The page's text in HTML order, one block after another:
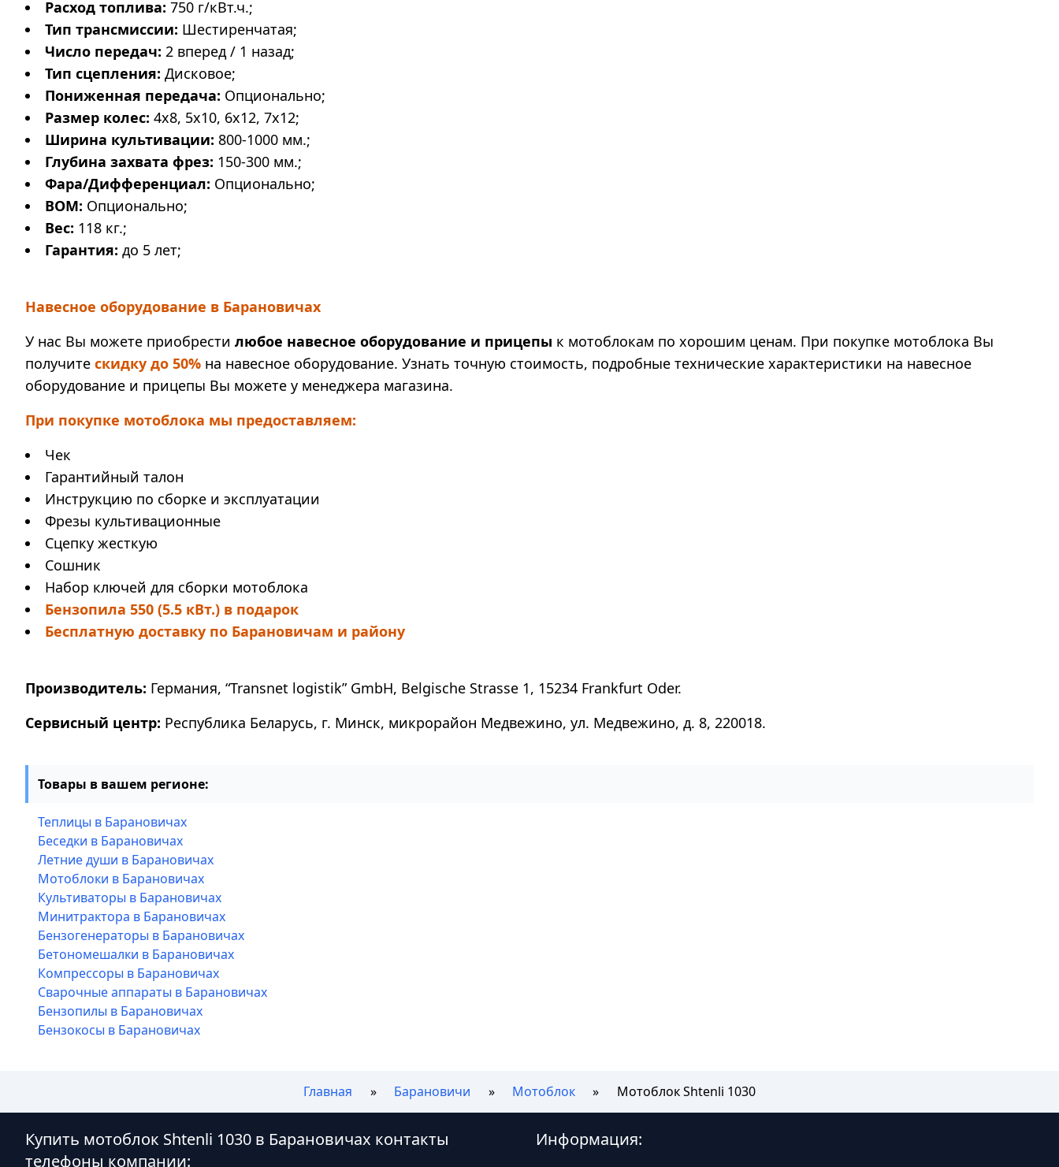
Расход топлива: 750 г/кВт.ч.;
Тип трансмиссии: Шестиренчатая;
Число передач: 2 вперед / 1 назад;
Тип сцепления: Дисковое;
Пониженная передача: Опционально;
Размер колес: 4х8, 5х10, 6х12, 7х12;
Ширина культивации: 800-1000 мм.;
Глубина захвата фрез: 150-300 мм.;
Фара/Дифференциал: Опционально;
ВОМ: Опционально;
Вес: 118 кг.;
Гарантия: до 5 лет;
Навесное оборудование в Барановичах
У нас Вы можете приобрести любое навесное оборудование и прицепы к мотоблокам по хорошим ценам. При покупке мотоблока Вы
получите скидку до 50% на навесное оборудование. Узнать точную стоимость, подробные технические характеристики на навесное
оборудование и прицепы Вы можете у менеджера магазина.
При покупке мотоблока мы предоставляем:
Чек
Гарантийный талон
Инструкцию по сборке и эксплуатации
Фрезы культивационные
Сцепку жесткую
Сошник
Набор ключей для сборки мотоблока
Бензопила 550 (5.5 кВт.) в подарок
Бесплатную доставку по Барановичам и району
Производитель: Германия, “Transnet logistik” GmbH, Belgische Strasse 1, 15234 Frankfurt Oder.
Сервисный центр: Республика Беларусь, г. Минск, микрорайон Медвежино, ул. Медвежино, д. 8, 220018.
Товары в вашем регионе:
Теплицы в Барановичах
Беседки в Барановичах
Летние души в Барановичах
Мотоблоки в Барановичах
Культиваторы в Барановичах
Минитрактора в Барановичах
Бензогенераторы в Барановичах
Бетономешалки в Барановичах
Компрессоры в Барановичах
Сварочные аппараты в Барановичах
Бензопилы в Барановичах
Бензокосы в Барановичах
Главная Барановичи Мотоблок Мотоблок Shtenli 1030
Купить мотоблок Shtenli 1030 в Барановичах контакты
телефоны компании:
Информация: